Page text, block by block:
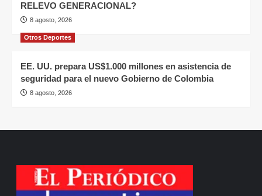
RELEVO GENERACIONAL?
8 agosto, 2026
Otros Deportes
EE. UU. prepara US$1.000 millones en asistencia de
seguridad para el nuevo Gobierno de Colombia
8 agosto, 2026